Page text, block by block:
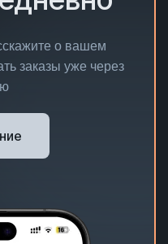
о вашем
заказы уже через